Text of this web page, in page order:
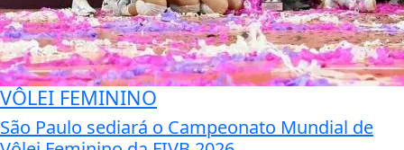
VÔLEI FEMININO
São Paulo sediará o Campeonato Mundial de